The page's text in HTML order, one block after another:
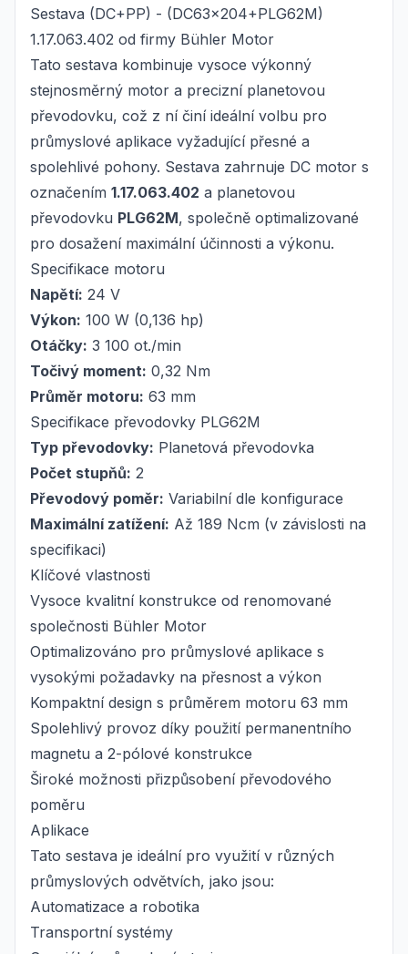
Sestava (DC+PP) - (DC63x204+PLG62M)
1.17.063.402 od firmy Bühler Motor
Tato sestava kombinuje vysoce výkonný
stejnosměrný motor a precizní planetovou
převodovku, což z ní činí ideální volbu pro
průmyslové aplikace vyžadující přesné a
spolehlivé pohony. Sestava zahrnuje DC motor s
označením 1.17.063.402 a planetovou
převodovku PLG62M, společně optimalizované
pro dosažení maximální účinnosti a výkonu.
Specifikace motoru
Napětí: 24 V
Výkon: 100 W (0,136 hp)
Otáčky: 3 100 ot./min
Točivý moment: 0,32 Nm
Průměr motoru: 63 mm
Specifikace převodovky PLG62M
Typ převodovky: Planetová převodovka
Počet stupňů: 2
Převodový poměr: Variabilní dle konfigurace
Maximální zatížení: Až 189 Ncm (v závislosti na
specifikaci)
Klíčové vlastnosti
Vysoce kvalitní konstrukce od renomované
společnosti Bühler Motor
Optimalizováno pro průmyslové aplikace s
vysokými požadavky na přesnost a výkon
Kompaktní design s průměrem motoru 63 mm
Spolehlivý provoz díky použití permanentního
magnetu a 2-pólové konstrukce
Široké možnosti přizpůsobení převodového
poměru
Aplikace
Tato sestava je ideální pro využití v různých
průmyslových odvětvích, jako jsou:
Automatizace a robotika
Transportní systémy